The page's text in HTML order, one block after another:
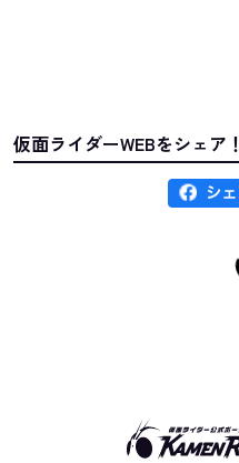
仮面ライダーWEBをシェア！